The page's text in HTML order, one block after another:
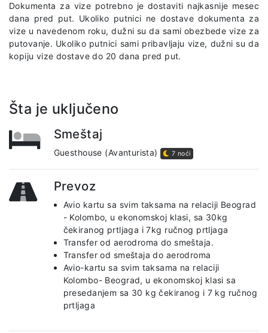
Dokumenta za vize potrebno je dostaviti najkasnije mesec
dana pred put. Ukoliko putnici ne dostave dokumenta za
vize u navedenom roku, dužni su da sami obezbede vize za
putovanje. Ukoliko putnici sami pribavljaju vize, dužni su da
kopiju vize dostave do 20 dana pred put.
Šta je uključeno
Smeštaj
Guesthouse (Avanturista) 7 noći
Prevoz
Avio kartu sa svim taksama na relaciji Beograd
- Kolombo, u ekonomskoj klasi, sa 30kg
čekiranog prtljaga i 7kg ručnog prtljaga
Transfer od aerodroma do smeštaja.
Transfer od smeštaja do aerodroma
Avio-kartu sa svim taksama na relaciji
Kolombo- Beograd, u ekonomskoj klasi sa
presedanjem sa 30 kg čekiranog i 7 kg ručnog
prtljaga